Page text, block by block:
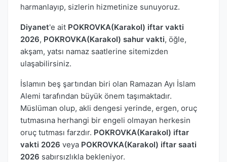
harmanlayıp, sizlerin hizmetinize sunuyoruz.
Diyanet'e ait POKROVKA(Karakol) iftar vakti
2026, POKROVKA(Karakol) sahur vakti, öğle,
akşam, yatsı namaz saatlerine sitemizden
ulaşabilirsiniz.
İslamın beş şartından biri olan Ramazan Ayı İslam
Alemi tarafından büyük önem taşımaktadır.
Müslüman olup, akli dengesi yerinde, ergen, oruç
tutmasına herhangi bir engeli olmayan herkesin
oruç tutması farzdır. POKROVKA(Karakol) iftar
vakti 2026 veya POKROVKA(Karakol) iftar saati
2026 sabırsızlıkla bekleniyor.